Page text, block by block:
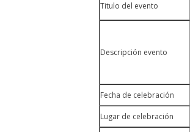
Titulo del evento
Descripción evento
Fecha de celebración
Lugar de celebración